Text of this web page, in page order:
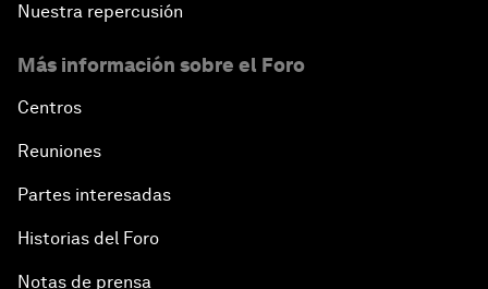
Nuestra repercusión
Más información sobre el Foro
Centros
Reuniones
Partes interesadas
Historias del Foro
Notas de prensa